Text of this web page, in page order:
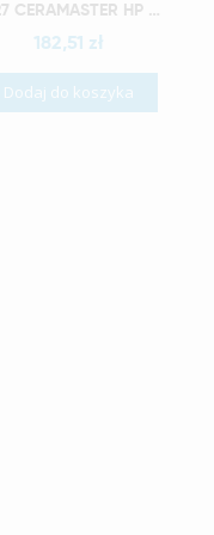
Szybki podgląd 0127 CERAMASTER HP KN7
182,51 zł
Dodaj do koszyka